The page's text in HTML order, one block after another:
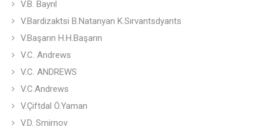
V.B. Bayrıl
V.Bardizaktsi B.Natanyan K.Sırvantsdyants
V.Başarın H.H.Başarın
V.C. Andrews
V.C. ANDREWS
V.C.Andrews
V.Çiftdal Ö.Yaman
V.D. Smirnov